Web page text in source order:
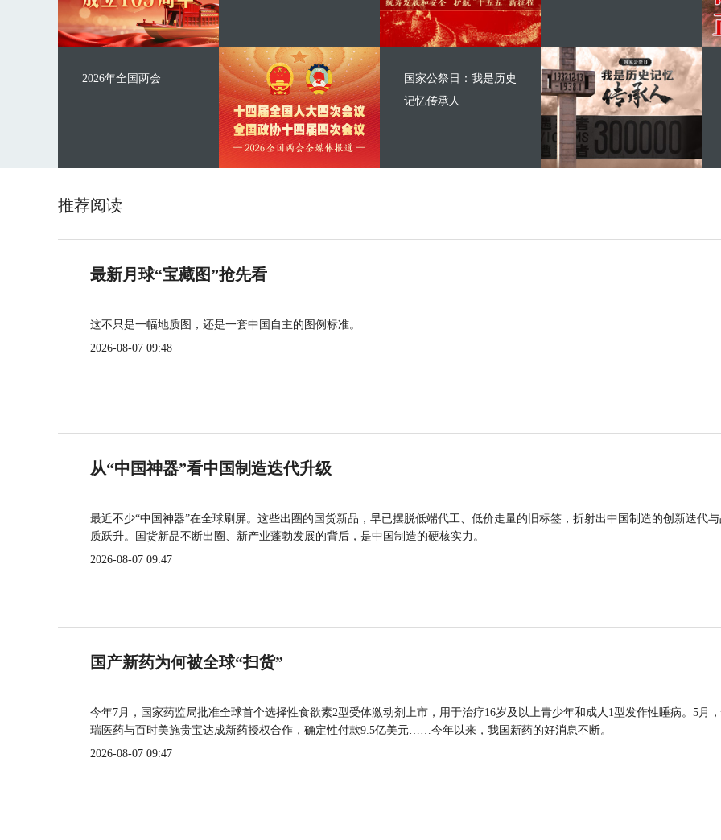
2026年全国两会
国家公祭日：我是历史
记忆传承人
推荐阅读
最新月球“宝藏图”抢先看
这不只是一幅地质图，还是一套中国自主的图例标准。
2026-08-07 09:48
从“中国神器”看中国制造迭代升级
最近不少“中国神器”在全球刷屏。这些出圈的国货新品，早已摆脱低端代工、低价走量的旧标签，折射出中国制造的创新迭代
质跃升。国货新品不断出圈、新产业蓬勃发展的背后，是中国制造的硬核实力。
2026-08-07 09:47
国产新药为何被全球“扫货”
今年7月，国家药监局批准全球首个选择性食欲素2型受体激动剂上市，用于治疗16岁及以上青少年和成人1型发作性睡病。5月
瑞医药与百时美施贵宝达成新药授权合作，确定性付款9.5亿美元……今年以来，我国新药的好消息不断。
2026-08-07 09:47